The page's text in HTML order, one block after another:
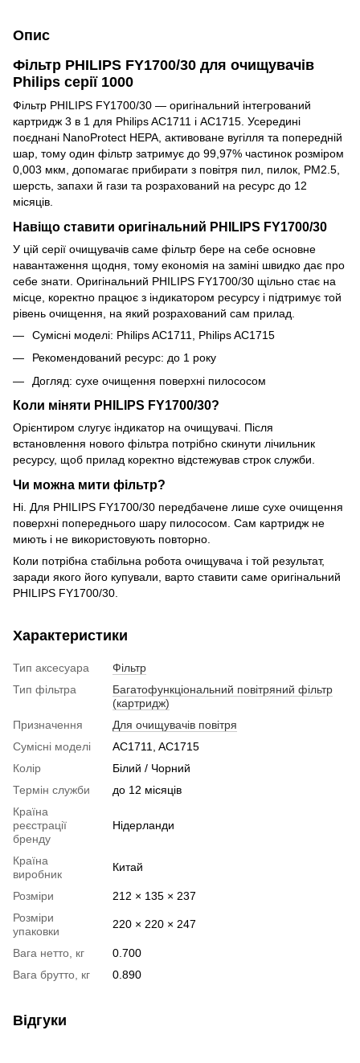
Опис
Фільтр PHILIPS FY1700/30 для очищувачів
Philips серії 1000
Фільтр PHILIPS FY1700/30 — оригінальний інтегрований
картридж 3 в 1 для Philips AC1711 і AC1715. Усередині
поєднані NanoProtect HEPA, активоване вугілля та попередній
шар, тому один фільтр затримує до 99,97% частинок розміром
0,003 мкм, допомагає прибирати з повітря пил, пилок, PM2.5,
шерсть, запахи й гази та розрахований на ресурс до 12
місяців.
Навіщо ставити оригінальний PHILIPS FY1700/30
У цій серії очищувачів саме фільтр бере на себе основне
навантаження щодня, тому економія на заміні швидко дає про
себе знати. Оригінальний PHILIPS FY1700/30 щільно стає на
місце, коректно працює з індикатором ресурсу і підтримує той
рівень очищення, на який розрахований сам прилад.
Сумісні моделі: Philips AC1711, Philips AC1715
Рекомендований ресурс: до 1 року
Догляд: сухе очищення поверхні пилососом
Коли міняти PHILIPS FY1700/30?
Орієнтиром слугує індикатор на очищувачі. Після
встановлення нового фільтра потрібно скинути лічильник
ресурсу, щоб прилад коректно відстежував строк служби.
Чи можна мити фільтр?
Ні. Для PHILIPS FY1700/30 передбачене лише сухе очищення
поверхні попереднього шару пилососом. Сам картридж не
миють і не використовують повторно.
Коли потрібна стабільна робота очищувача і той результат,
заради якого його купували, варто ставити саме оригінальний
PHILIPS FY1700/30.
Характеристики
Тип аксесуара
Фільтр
Тип фільтра
Багатофункціональний повітряний фільтр
(картридж)
Призначення
Для очищувачів повітря
Сумісні моделі
AC1711, AC1715
Колір
Білий / Чорний
Термін служби
до 12 місяців
Країна
реєстрації
бренду
Нідерланди
Країна
виробник
Китай
Розміри
212 × 135 × 237
Розміри
упаковки
220 × 220 × 247
Вага нетто, кг
0.700
Вага брутто, кг
0.890
Відгуки